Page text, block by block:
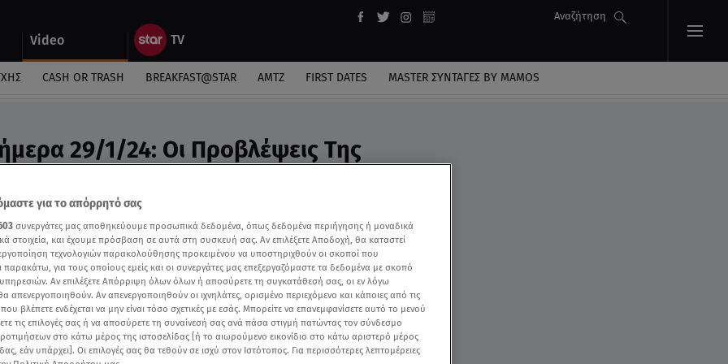
Video
Αναζήτηση
CASH OR TRASH BREAKFAST@STAR ΑΜΤΖ FIRST DATES MASTER ΣΥΝΤΑΓΈΣ BY MAMOS
29/1/24: Οι Προβλέψεις Της
- Video
της Άσης Μπήλιου στο Breakfast@Star
για το απόρρητό σας
συνεργάτες μας αποθηκεύουμε προσωπικά δεδομένα, όπως δεδομένα περιήγησης ή μοναδικά
στοιχεία, και έχουμε πρόσβαση σε αυτά στη συσκευή σας. Αν επιλέξετε Αποδοχή, θα καταστεί
τεχνολογιών παρακολούθησης προκειμένου να υποστηριχθούν οι σκοποί που
παρακάτω, για τους οποίους εμείς και οι συνεργάτες μας επεξεργαζόμαστε τα δεδομένα με σκοπό
Αν επιλέξετε Απόρριψη όλων όλων ή αποσύρετε τη συγκατάθεσή σας, οι εν λόγω
απενεργοποιηθούν. Αν απενεργοποιηθούν οι ιχνηλάτες, ορισμένο περιεχόμενο και κάποιες από τις
βλέπετε ενδέχεται να μην είναι τόσο σχετικές με εσάς. Μπορείτε να επανεμφανίσετε αυτό το μενού
τις επιλογές σας ή να αποσύρετε τη συναίνεσή σας ανά πάσα στιγμή πατώντας τον σύνδεσμο
στο κάτω μέρος της ιστοσελίδας [ή το αιωρούμενο εικονίδιο στο κάτω αριστερό μέρος
εάν υπάρχει]. Οι επιλογές σας θα τεθούν σε ισχύ στον Ιστότοπος. Για περισσότερες λεπτομέρειες